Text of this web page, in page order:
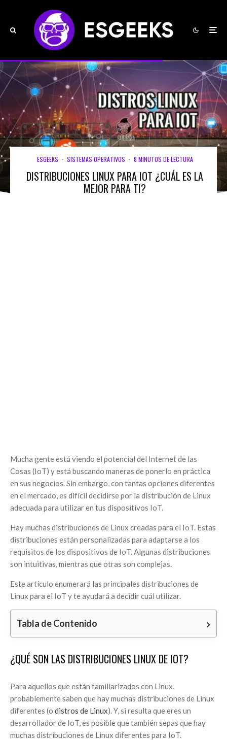
ESGEEKS · SISTEMAS OPERATIVOS · 8 MINUTOS DE LECTURA
DISTRIBUCIONES LINUX PARA IOT ¿CUÁL ES LA
MEJOR PARA TI?
Mucha gente está viendo el potencial del Internet de las
Cosas (IoT) y está buscando maneras de ponerlo en práctica
en sus negocios. Sin embargo, con tantas opciones diferentes
en el mercado, es difícil decidirse por la distribución de Linux
adecuada para utilizar en tus dispositivos IoT.
Hay muchas distribuciones de Linux creadas para el IoT. Estas
distribuciones están personalizadas para adaptarse a los
requisitos de los dispositivos de IoT. Algunas distribuciones
son intuitivas, mientras que otras son complejas.
Este artículo enumerará las principales distribuciones de
Linux para el IoT y te ayudará a decidir cuál utilizar.
Tabla de Contenido
¿QUÉ SON LAS DISTRIBUCIONES LINUX DE IOT?
Para aquellos que están familiarizados con Linux,
probablemente saben que hay muchas distribuciones de Linux
diferentes (o distros de Linux). Y, si resulta que eres un
desarrollador de IoT, es posible que también sepas que hay
muchas distribuciones de Linux diferentes para IoT.